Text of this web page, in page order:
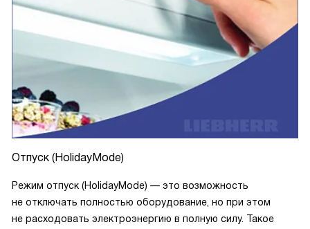
Отпуск (HolidayMode)
Режим отпуск (HolidayMode) — это возможность
не отключать полностью оборудование, но при этом
не расходовать электроэнергию в полную силу. Такое